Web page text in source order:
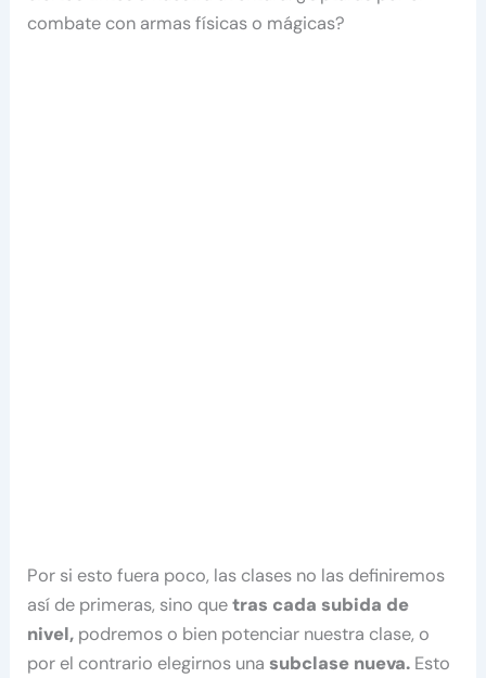
combate con armas físicas o mágicas?
Por si esto fuera poco, las clases no las definiremos
así de primeras, sino quetras cada subida de
nivel, podremos o bien potenciar nuestra clase, o
por el contrario elegirnos unasubclase nueva. Esto